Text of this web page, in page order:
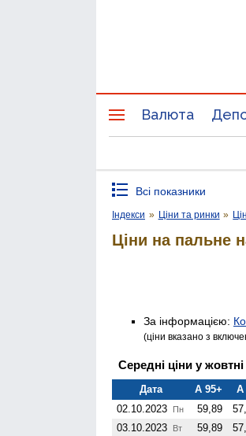
Валюта
Всі показники
Індекси » Ціни та ринки »
Ціни на пальне
За інформацією:
(ціни вказано з
Середні ціни у жовтні
Дата А 95+ А
02.10.2023
Пн 59,89
03.10.2023
Вт 59,89